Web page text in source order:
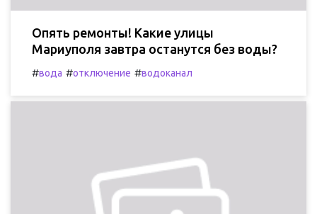
Опять ремонты! Какие улицы
Мариуполя завтра останутся без воды?
#вода #отключение #водоканал